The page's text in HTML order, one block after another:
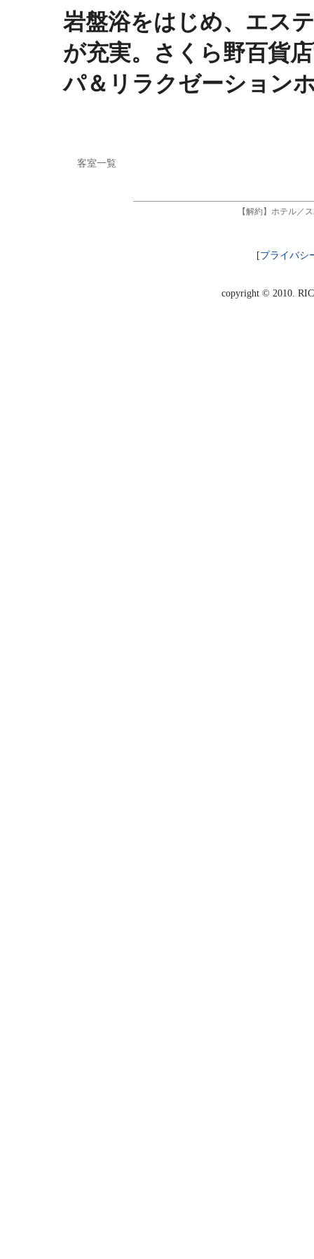
岩盤浴をはじめ、エス
が充実。さくら野百貨
パ＆リラクゼーション
客室一覧
【解約】ホテル／
[プライバシ
copyright © 2010.